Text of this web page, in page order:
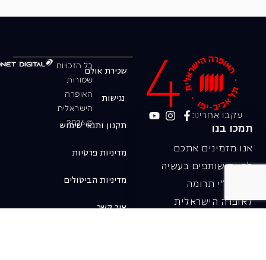
עקבו אחרינו:
תמכו בנו
אנו מזמינים אתכם
להיות שותפים בעשיה
שלנו ע"י תרומה
לאופרה הישראלית
כל הזכויות
שמורות
האופרה
הישראלית
© 2026
שכירת אולם
נגישות
תקנון ותנאי שימוש
מדיניות פרטיות
מדיניות הביטולים
צור קשר